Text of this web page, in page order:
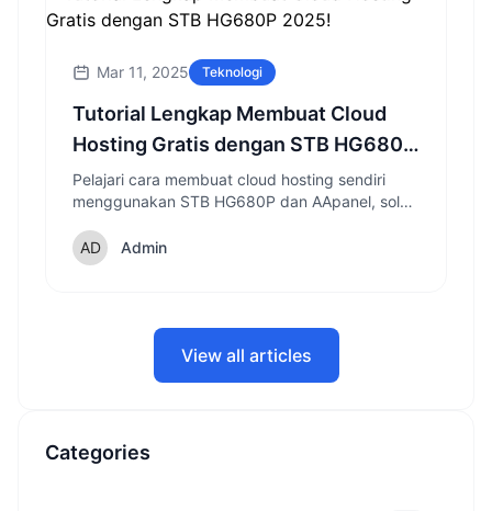
Mar 11, 2025 Teknologi
Tutorial Lengkap Membuat Cloud
Hosting Gratis dengan STB HG680P
2025!
Pelajari cara membuat cloud hosting sendiri
menggunakan STB HG680P dan AApanel, solusi
24 jam nonstop.
Admin
View all articles
Categories